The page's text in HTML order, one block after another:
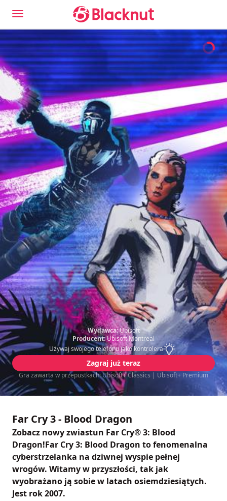
Wydawca:Ubisoft
Producent:Ubisoft Montreal
Używaj swojego telefonu jako kontrolera
Zagraj już teraz
Gra zawarta w przepustkach: Ubisoft+ Classics | Ubisoft+ Premium
Far Cry 3 - Blood Dragon
Zobacz nowy zwiastun Far Cry® 3: Blood
Dragon!Far Cry 3: Blood Dragon to fenomenalna
cyberstrzelanka na dziwnej wyspie pełnej
wrogów. Witamy w przyszłości, tak jak
wyobrażano ją sobie w latach osiemdziesiątych.
Jest rok 2007.